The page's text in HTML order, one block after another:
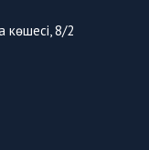
көшесі, 8/2